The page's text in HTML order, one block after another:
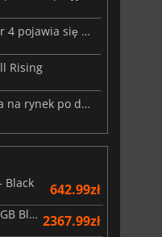
W Warhammer 40,000: Dawn of War 4 pojawia się frakcja Nekronów
Rising
Forsaken Realms: Vahrin’s Call trafia na rynek po dziesięciu latach prac
Black
642.99zł
(2 x 16 GB) Vengeance RGB Black AMD Expo 6000 MHz - CAS 30 2367.99zł